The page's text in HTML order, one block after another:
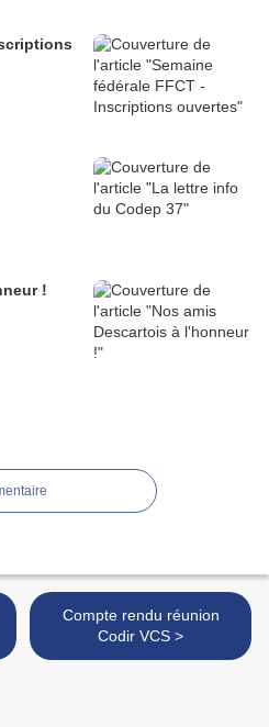
!
Compte rendu réunion
Codir VCS >